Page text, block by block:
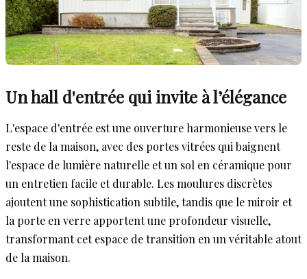
Un hall d'entrée qui invite à l’élégance
L'espace d'entrée est une ouverture harmonieuse vers le
reste de la maison, avec des portes vitrées qui baignent
l'espace de lumière naturelle et un sol en céramique pour
un entretien facile et durable. Les moulures discrètes
ajoutent une sophistication subtile, tandis que le miroir et
la porte en verre apportent une profondeur visuelle,
transformant cet espace de transition en un véritable atout
de la maison.